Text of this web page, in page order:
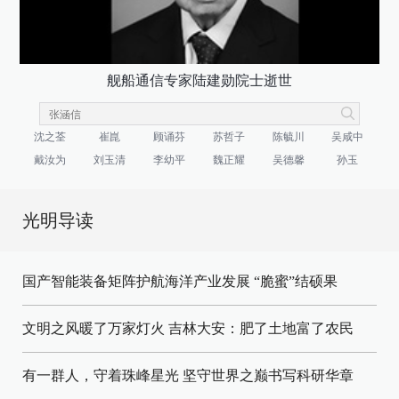
舰船通信专家陆建勋院士逝世
沈之荃 崔崑 顾诵芬 苏哲子 陈毓川
吴咸中
戴汝为
刘玉清 李幼平 魏正耀 吴德馨 孙玉
光明导读
国产智能装备矩阵护航海洋产业发展 “脆蜜”结硕果
文明之风暖了万家灯火 吉林大安：肥了土地富了农民
有一群人，守着珠峰星光 坚守世界之巅书写科研华章